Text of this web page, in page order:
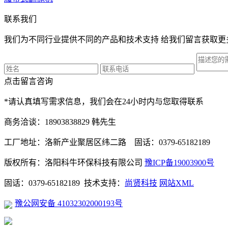
联系我们
我们为不同行业提供不同的产品和技术支持 给我们留言获取更
点击留言咨询
*请认真填写需求信息，我们会在24小时内与您取得联系
商务洽谈：18903838829 韩先生
工厂地址：洛新产业聚居区纬二路 固话：0379-65182189
版权所有：洛阳科牛环保科技有限公司 豫ICP备19003900号
固话：0379-65182189 技术支持： 尚贤科技 网站XML
豫公网安备 41032302000193号